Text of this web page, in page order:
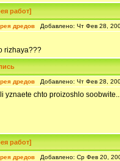
работ]
дредов Добавлено: Чт Фев 28,
rizhaya???
дредов Добавлено: Чт Фев 28,
yznaete chto proizoshlo
работ]
дредов Добавлено: Ср Фев 20,